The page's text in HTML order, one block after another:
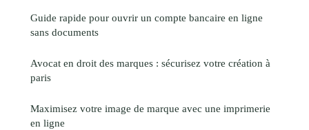
Guide rapide pour ouvrir un compte bancaire en ligne
sans documents
Avocat en droit des marques : sécurisez votre création à
paris
Maximisez votre image de marque avec une imprimerie
en ligne